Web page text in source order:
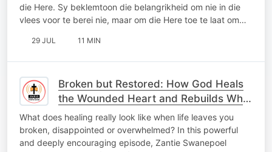
die Here. Sy beklemtoon die belangrikheid om nie in die
vlees voor te berei nie, maar om die Here toe te laat om…
29 JUL 11 MIN
Broken but Restored: How God Heals
the Wounded Heart and Rebuilds What
Was Lost
What does healing really look like when life leaves you
broken, disappointed or overwhelmed? In this powerful
and deeply encouraging episode, Zantie Swanepoel